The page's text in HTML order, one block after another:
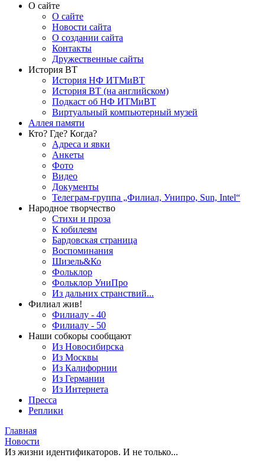
О сайте
О сайте
Новости сайта
О создании сайта
Контакты
Дружественные сайты
История ВТ
История НФ ИТМиВТ
История ВТ (на английском)
Подкаст об НФ ИТМиВТ
Виртуальный компьютерный музей
Аллея памяти
Кто? Где? Когда?
Адреса и явки
Анкеты
Фото
Видео
Документы
Телеграм-группа „Филиал, Унипро, Sun, Intel“
Народное творчество
Стихи и проза
К юбилеям
Бардовская страница
Воспоминания
Шизель&Ко
Фольклор
Фольклор УниПро
Из дальних странствий...
Филиал жив!
Филиалу - 40
Филиалу - 50
Наши собкоры сообщают
Из Новосибирска
Из Москвы
Из Калифорнии
Из Германии
Из Интернета
Пресса
Реплики
Главная
Новости
Из жизни идентификаторов. И не только...